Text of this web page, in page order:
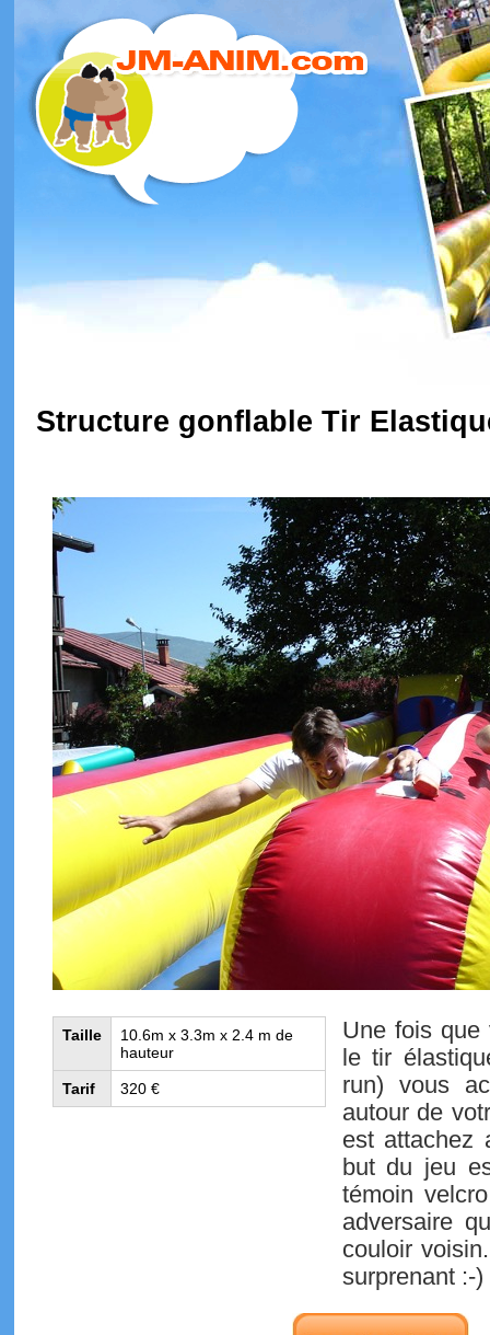
Structure gonflable Tir
Taille
10.6m x 3.3m x 2.4 m de
hauteur
Tarif 320 €
Une fois que
le tir
run) vous
autour de
est attachez
but du jeu
témoin
adversaire
couloir
surprenant :-)